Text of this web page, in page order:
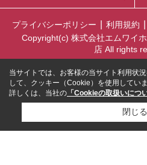
プライバシーポリシー 利用規約
Copyright(c) 株式会社エムワイ
店 All rights
当サイトでは、お客様の当サイト利用状
して、クッキー（Cookie）を使用していま
詳しくは、当社の 「Cookieの取扱いにつ
閉じる